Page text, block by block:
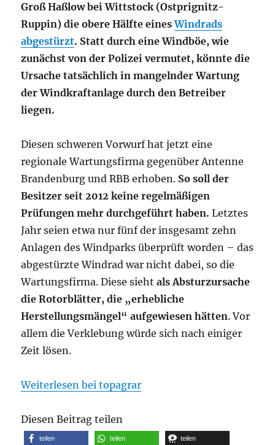
Groß Haßlow bei Wittstock (Ostprignitz-
Ruppin) die obere Hälfte einesWindrads
abgestürzt. Statt durch eine Windböe, wie
zunächst von der Polizei vermutet, könnte die
Ursache tatsächlich in mangelnder Wartung
der Windkraftanlage durch den Betreiber
liegen.
Diesen schweren Vorwurf hat jetzt eine
regionale Wartungsfirma gegenüber Antenne
Brandenburg und RBB erhoben. So soll der
Besitzer seit 2012 keine regelmäßigen
Prüfungen mehr durchgeführt haben. Letztes
Jahr seien etwa nur fünf der insgesamt zehn
Anlagen des Windparks überprüft worden – das
abgestürzte Windrad war nicht dabei, so die
Wartungsfirma. Diese siehtals Absturzursache
die Rotorblätter, die „erhebliche
Herstellungsmängel“ aufgewiesen hätten. Vor
allem die Verklebung würde sich nach einiger
Zeit lösen.
Weiterlesen bei topagrar
Diesen Beitrag teilen
teilen teilen teilen